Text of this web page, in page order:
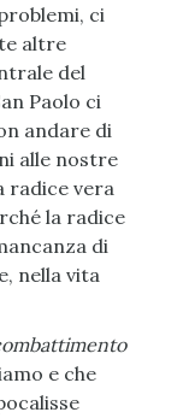
ci
altre
del
Paolo ci
andare di
alle nostre
radice vera
la radice
di
nella vita
e che